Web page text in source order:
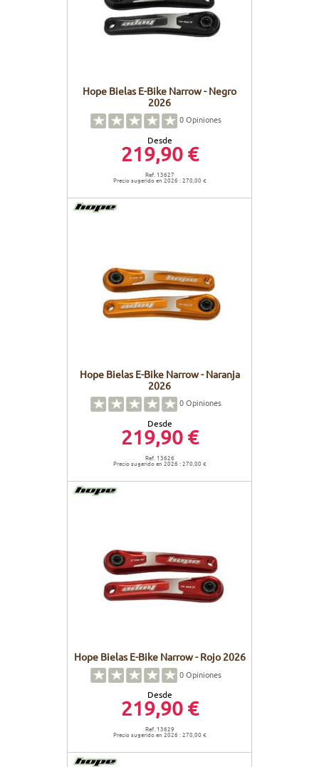
Hope Bielas E-Bike Narrow - Negro
2026
0Opiniones
Desde
219,90 €
Ref. 13627
Precio sugerido en 2026 : 270,00 €
Hope Bielas E-Bike Narrow - Naranja
2026
0Opiniones
Desde
219,90 €
Ref. 13626
Precio sugerido en 2026 : 270,00 €
Hope Bielas E-Bike Narrow - Rojo 2026
0Opiniones
Desde
219,90 €
Ref. 13629
Precio sugerido en 2026 : 270,00 €